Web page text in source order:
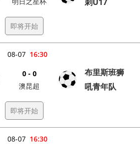
即将开始
16:30
08-07
0 - 0
澳昆超
布里斯班狮
吼青年队
即将开始
16:30
08-07